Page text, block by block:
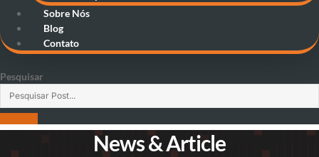
Sobre Nós
Blog
Contato
Pesquisar
News & Article